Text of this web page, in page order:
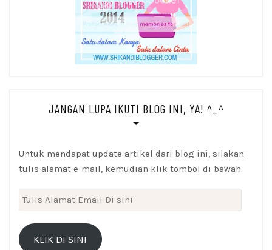
JANGAN LUPA IKUTI BLOG INI, YA! ^_^
Untuk mendapat update artikel dari blog ini, silakan
tulis alamat e-mail, kemudian klik tombol di bawah.
Tulis
Alamat
Email
KLIK DI SINI